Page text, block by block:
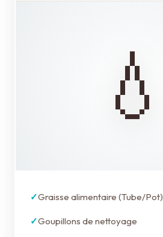
💧
Graisse alimentaire (Tube/Pot)
Goupillons de nettoyage